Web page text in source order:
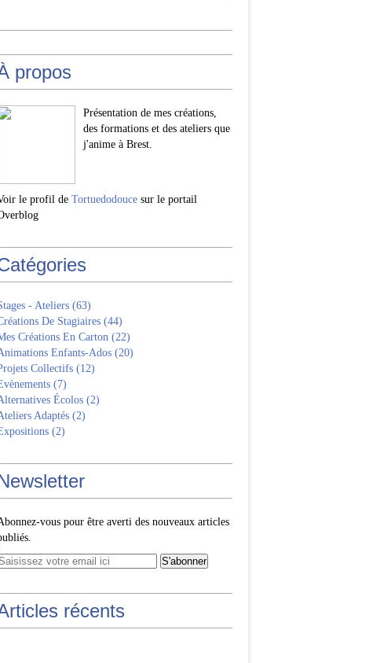
propos
Présentation de mes créations,
des formations et des ateliers que
j'anime à Brest.
le profil de Tortuedodouce sur le portail
- Ateliers (63)
De Stagiaires (44)
Créations En Carton (22)
Enfants-Ados (20)
Collectifs (12)
(7)
Écolos (2)
Adaptés (2)
(2)
vous pour être averti des nouveaux articles
récents